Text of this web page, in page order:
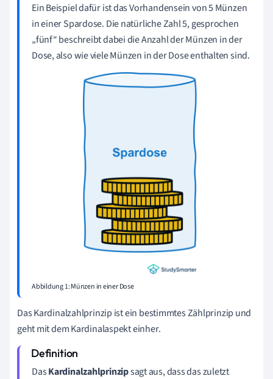
Ein Beispiel dafür ist das Vorhandensein von 5 Münzen
in einer Spardose. Die natürliche Zahl 5, gesprochen
„fünf“ beschreibt dabei die Anzahl der Münzen in der
Dose, also wie viele Münzen in der Dose enthalten sind.
Abbildung 1: Münzen in einer Dose
Das Kardinalzahlprinzip ist ein bestimmtes Zählprinzip und
geht mit dem Kardinalaspekt einher.
DasKardinalzahlprinzipsagt aus, dass das zuletzt